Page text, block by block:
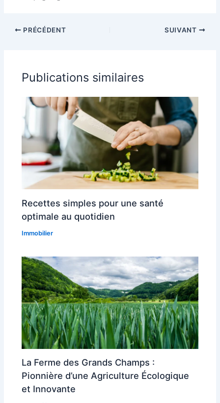
PRÉCÉDENT SUIVANT
Publications similaires
Recettes simples pour une santé
optimale au quotidien
Immobilier
La Ferme des Grands Champs :
Pionnière d’une Agriculture Écologique
et Innovante